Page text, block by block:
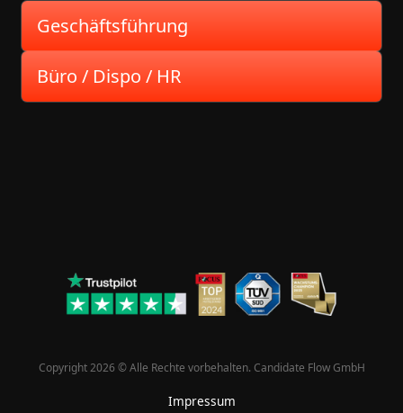
Auswählen
Geschäftsführung
Büro / Dispo / HR
Copyright 2026 © Alle Rechte vorbehalten. Candidate Flow GmbH
Impressum